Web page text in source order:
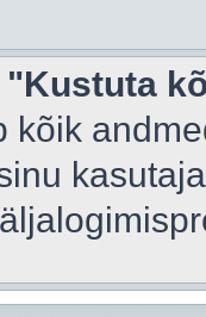
"Kustuta
kõik